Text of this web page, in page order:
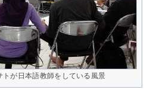
トが日本語教師をしている風景